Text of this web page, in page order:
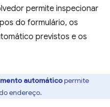
permite inspecionar
do formulário, os
previstos e os
automáticopermite
endereço.